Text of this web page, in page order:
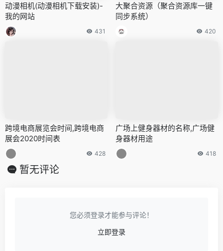
动漫相机(动漫相机下载安装)-
我的网站
431
大聚合资源（聚合资源库一键
同步系统）
420
跨境电商展览会时间,跨境电商
展会2020时间表
428
广场上健身器材的名称,广场健
身器材用途
418
暂无评论
您必须登录才能参与评论！
立即登录